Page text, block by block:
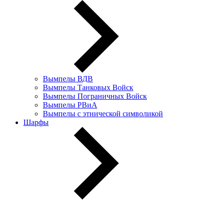
Вымпелы ВДВ
Вымпелы Танковых Войск
Вымпелы Пограничных Войск
Вымпелы РВиА
Вымпелы с этнической символикой
Шарфы